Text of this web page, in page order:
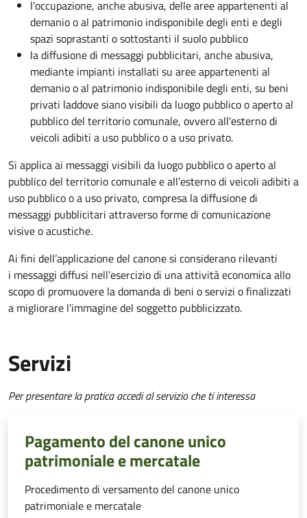
l'occupazione, anche abusiva, delle aree appartenenti al
demanio o al patrimonio indisponibile degli enti e degli
spazi soprastanti o sottostanti il suolo pubblico
la diffusione di messaggi pubblicitari, anche abusiva,
mediante impianti installati su aree appartenenti al
demanio o al patrimonio indisponibile degli enti, su beni
privati laddove siano visibili da luogo pubblico o aperto al
pubblico del territorio comunale, ovvero all'esterno di
veicoli adibiti a uso pubblico o a uso privato.
Si applica ai messaggi visibili da luogo pubblico o aperto al
pubblico del territorio comunale e all’esterno di veicoli adibiti a
uso pubblico o a uso privato, compresa la diffusione di
messaggi pubblicitari attraverso forme di comunicazione
visive o acustiche.
Ai fini dell’applicazione del canone si considerano rilevanti
i messaggi diffusi nell’esercizio di una attività economica allo
scopo di promuovere la domanda di beni o servizi o finalizzati
a migliorare l’immagine del soggetto pubblicizzato.
Servizi
Per presentare la pratica accedi al servizio che ti interessa
Pagamento del canone unico
patrimoniale e mercatale
Procedimento di versamento del canone unico
patrimoniale e mercatale